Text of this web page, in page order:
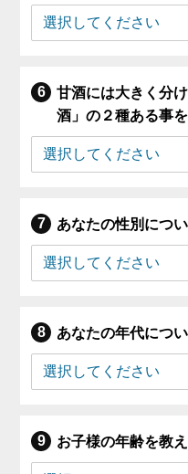
甘酒には大きく分
酒」の２種ある事
あなたの性別につ
あなたの年代につ
お子様の年齢を教